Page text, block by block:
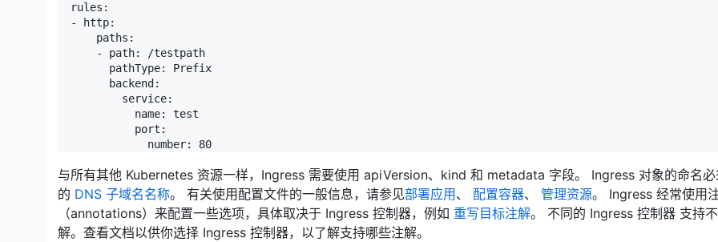
  rules:
  - http:
      paths:
      - path: /testpath
        pathType: Prefix
        backend:
          service:
            name: test
            port:
与所有其他 Kubernetes 资源一样，Ingress 需要使用 apiVersion、kind 和 metadata 字段。 Ingress 对象的命名
的 DNS 子域名名称。 有关使用配置文件的一般信息，请参见部署应用 、 配置容器、 管理资源。 Ingress 经常使用
（annotations）来配置一些选项，具体取决于 Ingress 控制器，例如 重写目标注解。 不同的 Ingress 控制器 支持
解。查看文档以供你选择 Ingress 控制器，以了解支持哪些注解。